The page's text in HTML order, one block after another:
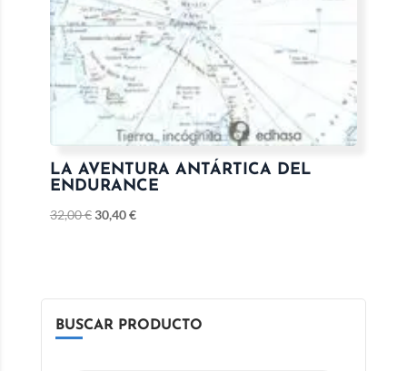
LA AVENTURA ANTÁRTICA DEL
ENDURANCE
32,00€30,40€
BUSCAR PRODUCTO